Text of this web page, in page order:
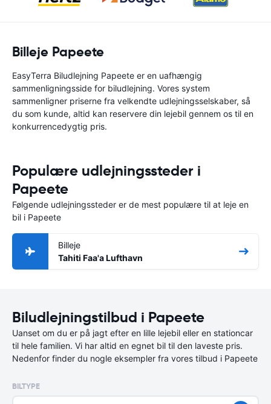
Billeje Papeete
EasyTerra Biludlejning Papeete er en uafhængig
sammenligningsside for biludlejning. Vores system
sammenligner priserne fra velkendte udlejningsselskaber, så
du som kunde, altid kan reservere din lejebil gennem os til en
konkurrencedygtig pris.
Populære udlejningssteder i
Papeete
Følgende udlejningssteder er de mest populære til at leje en
bil i Papeete
Billeje
Tahiti Faa'a Lufthavn
Biludlejningstilbud i Papeete
Uanset om du er på jagt efter en lille lejebil eller en stationcar
til hele familien. Vi har altid en egnet bil til den laveste pris.
Nedenfor finder du nogle eksempler fra vores tilbud i Papeete
BILTYPE